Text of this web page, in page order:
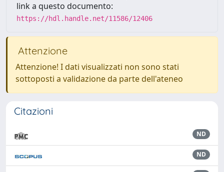
link a questo documento:
https://hdl.handle.net/11586/12406
Attenzione
Attenzione! I dati visualizzati non sono stati
sottoposti a validazione da parte dell'ateneo
Citazioni
ND
ND